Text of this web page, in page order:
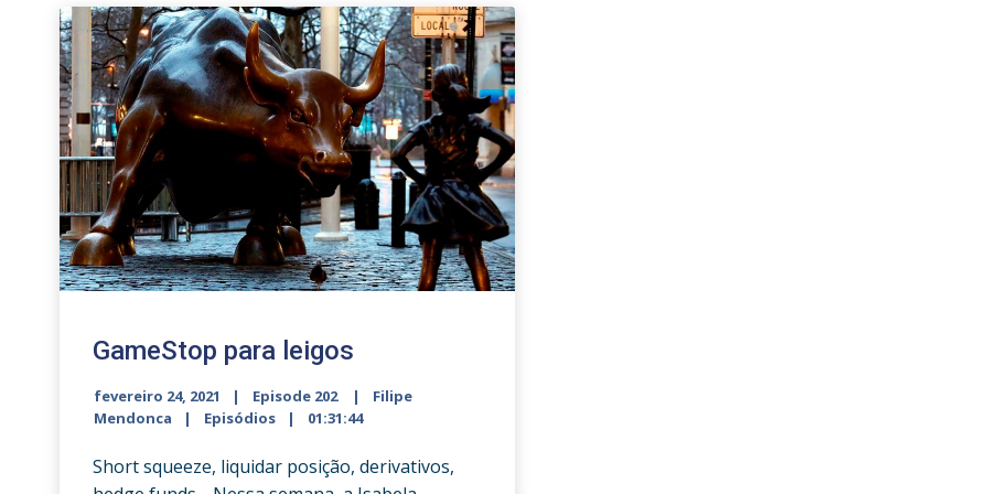
GameStop para leigos
fevereiro 24, 2021 Episode 202
Filipe
Mendonca
Episódios 01:31:44
Short squeeze, liquidar posição, derivativos,